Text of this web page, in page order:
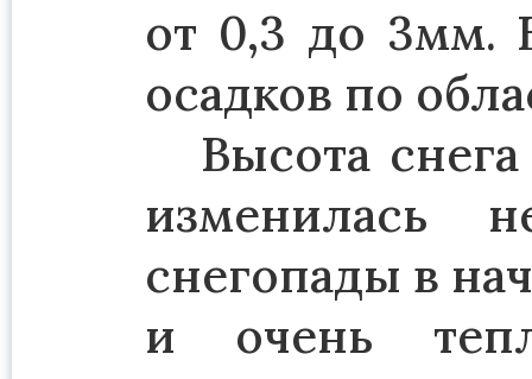
от 0,3 до 3мм.
осадков по
Высота
изменилась
снегопады в
и очень